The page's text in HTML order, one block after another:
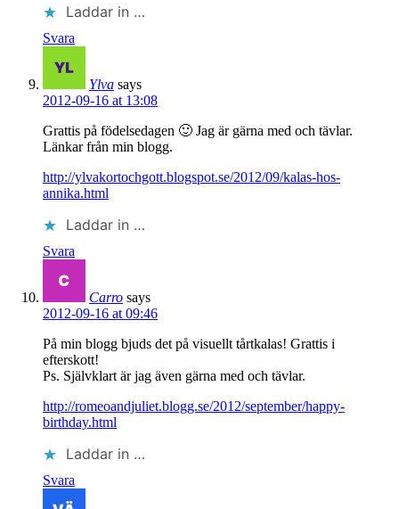
Laddar in …
Svara
Ylva says
2012-09-16 at 13:08
Grattis på födelsedagen 🙂 Jag är gärna med och tävlar.
Länkar från min blogg.
http://ylvakortochgott.blogspot.se/2012/09/kalas-hos-
annika.html
Laddar in …
Svara
Carro says
2012-09-16 at 09:46
På min blogg bjuds det på visuellt tårtkalas! Grattis i
efterskott!
Ps. Självklart är jag även gärna med och tävlar.
http://romeoandjuliet.blogg.se/2012/september/happy-
birthday.html
Laddar in …
Svara